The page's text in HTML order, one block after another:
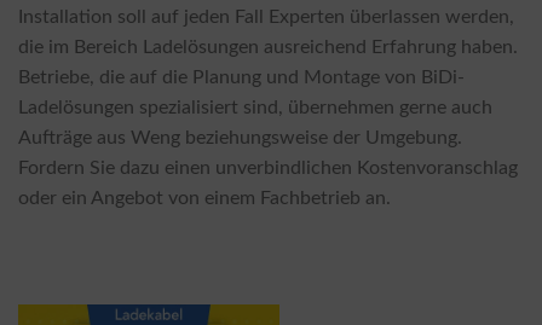
Installation soll auf jeden Fall Experten überlassen werden,
die im Bereich Ladelösungen ausreichend Erfahrung haben.
Betriebe, die auf die Planung und Montage von BiDi-
Ladelösungen spezialisiert sind, übernehmen gerne auch
Aufträge aus Weng beziehungsweise der Umgebung.
Fordern Sie dazu einen unverbindlichen Kostenvoranschlag
oder ein Angebot von einem Fachbetrieb an.